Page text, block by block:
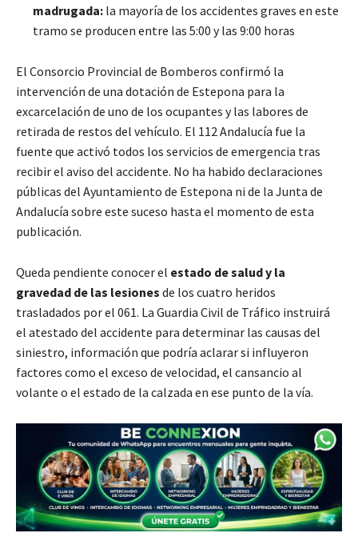
madrugada: la mayoría de los accidentes graves en este
tramo se producen entre las 5:00 y las 9:00 horas
El Consorcio Provincial de Bomberos confirmó la
intervención de una dotación de Estepona para la
excarcelación de uno de los ocupantes y las labores de
retirada de restos del vehículo. El 112 Andalucía fue la
fuente que activó todos los servicios de emergencia tras
recibir el aviso del accidente. No ha habido declaraciones
públicas del Ayuntamiento de Estepona ni de la Junta de
Andalucía sobre este suceso hasta el momento de esta
publicación.
Queda pendiente conocer el estado de salud y la
gravedad de las lesiones de los cuatro heridos
trasladados por el 061. La Guardia Civil de Tráfico instruirá
el atestado del accidente para determinar las causas del
siniestro, información que podría aclarar si influyeron
factores como el exceso de velocidad, el cansancio al
volante o el estado de la calzada en ese punto de la vía.